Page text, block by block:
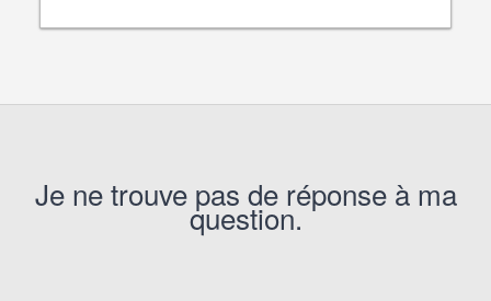
Je ne trouve pas de réponse à ma
question.